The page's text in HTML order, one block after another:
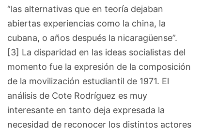
“las alternativas que en teoría dejaban
abiertas experiencias como la china, la
cubana, o años después la nicaragüense”.
[3] La disparidad en las ideas socialistas del
momento fue la expresión de la composición
de la movilización estudiantil de 1971. El
análisis de Cote Rodríguez es muy
interesante en tanto deja expresada la
necesidad de reconocer los distintos actores